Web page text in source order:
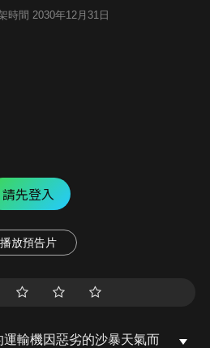
時間 2030年12月31日
請先登入
播放預告片
輸機因惡劣的沙暴天氣而